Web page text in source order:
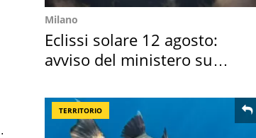
Milano
Eclissi solare 12 agosto:
avviso del ministero su
TERRITORIO